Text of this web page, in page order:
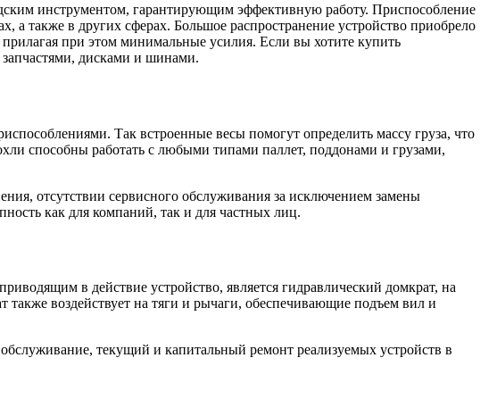
инструментом, гарантирующим эффективную работу. Приспособление
а также в других сферах. Большое распространение устройство приобрело
при этом минимальные усилия. Если вы хотите купить
дисками и шинами.
Так встроенные весы помогут определить массу груза, что
способны работать с любыми типами паллет, поддонами и грузами,
отсутствии сервисного обслуживания за исключением замены
как для компаний, так и для частных лиц.
в действие устройство, является гидравлический домкрат, на
воздействует на тяги и рычаги, обеспечивающие подъем вил и
текущий и капитальный ремонт реализуемых устройств в